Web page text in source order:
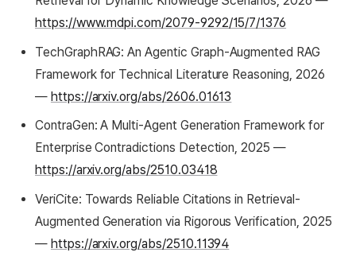
https://www.mdpi.com/2079-9292/15/7/1376
TechGraphRAG: An Agentic Graph-Augmented RAG
Framework for Technical Literature Reasoning, 2026
— https://arxiv.org/abs/2606.01613
ContraGen: A Multi-Agent Generation Framework for
Enterprise Contradictions Detection, 2025 —
https://arxiv.org/abs/2510.03418
VeriCite: Towards Reliable Citations in Retrieval-
Augmented Generation via Rigorous Verification, 2025
— https://arxiv.org/abs/2510.11394